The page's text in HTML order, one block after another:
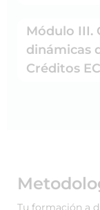
Módulo III.
dinámicas
Créditos
Tu formación a